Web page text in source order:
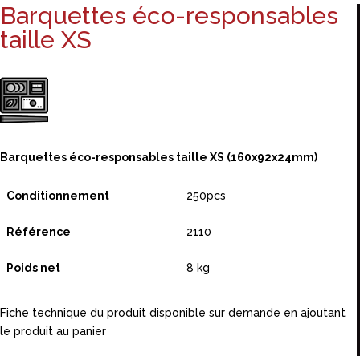
Barquettes éco-responsables
taille XS
Barquettes éco-responsables taille XS (160x92x24mm)
Conditionnement 250pcs
Référence 2110
Poids net 8 kg
Fiche technique du produit disponible sur demande en ajoutant
le produit au panier